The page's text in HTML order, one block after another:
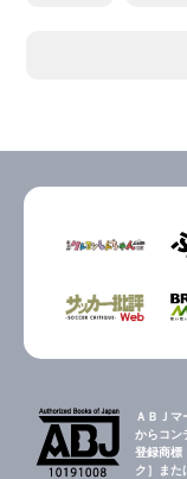
ＡＢＪマ
からコン
登録商標
ク］また